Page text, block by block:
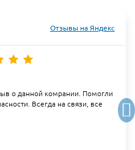
Отзывы на Яндекс
о данной комрании. Помогли
Всегда на связи, все